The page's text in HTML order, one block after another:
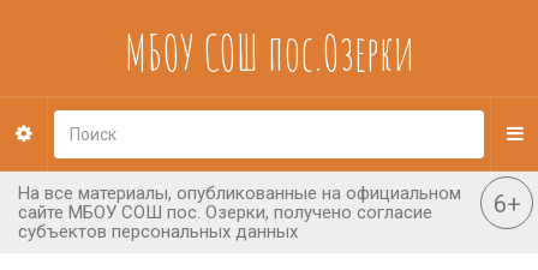
МБОУ СОШ пос.Озерки